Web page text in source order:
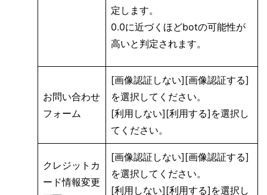
定します。
0.0に近づくほどbotの可能性が
高いと判定されます。
お問い合わせ
フォーム
[画像認証しない][画像認証する]
を選択してください。
[利用しない][利用する]を選択し
てください。
クレジットカ
ード情報変更
[画像認証しない][画像認証する]
を選択してください。
[利用しない][利用する]を選択し